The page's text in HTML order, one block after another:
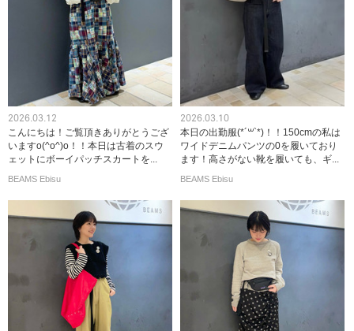
2026.03.12
こんにちは！ご覧頂きありがとうござ
いますo(^o^)o！！本日は古着のスウ
ェットにボーイパッチスカートを...
BEAMS Ebisu
2026.03.10
本日の出勤服(*´꒳`*)！！150cmの私は
ワイドデニムパンツの0を履いており
ます！高さがない靴を履いても、ギ...
BEAMS Ebisu